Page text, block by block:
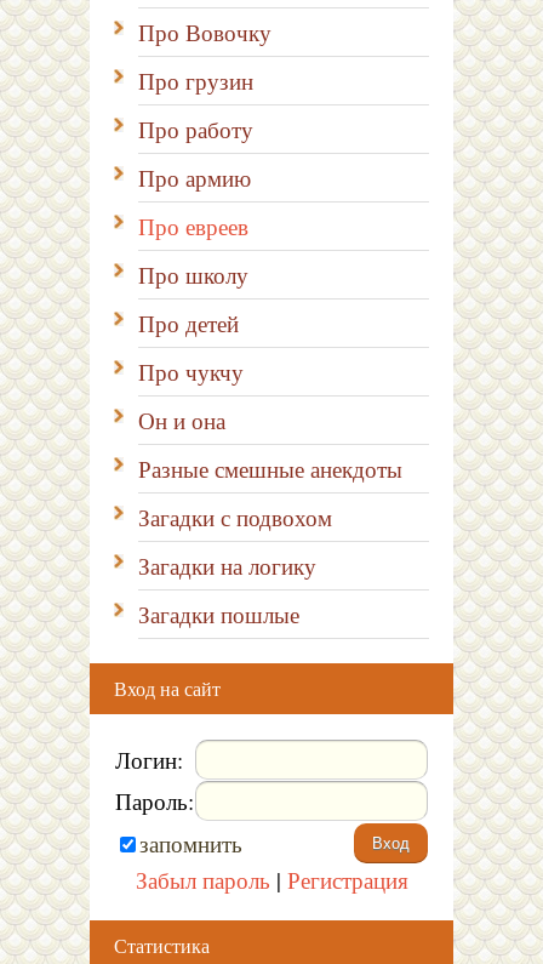
Про Вовочку
Про грузин
Про работу
Про армию
Про евреев
Про школу
Про детей
Про чукчу
Он и она
Разные смешные анекдоты
Загадки с подвохом
Загадки на логику
Загадки пошлые
Вход на сайт
Логин:
Пароль:
запомнить
Забыл пароль | Регистрация
Статистика